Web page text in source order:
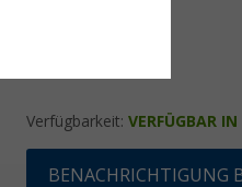
Verfügbarkeit: VERFÜGBAR
BENACHRICHTIGUNG